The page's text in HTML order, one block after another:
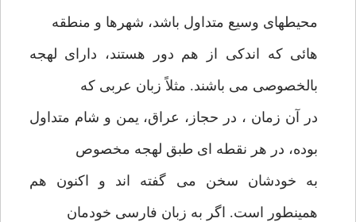
محیطهای وسیع متداول باشد، شهرها و منطقه
هائی که اندکی از هم دور هستند، دارای لهجه
بالخصوصی می باشند. مثلاً زبان عربی که
در آن زمان ، در حجاز، عراق، یمن و شام متداول
بوده، در هر نقطه ای طبق لهجه مخصوص
به خودشان سخن می گفته اند و اکنون هم
همینطور است. اگر به زبان فارسی خودمان